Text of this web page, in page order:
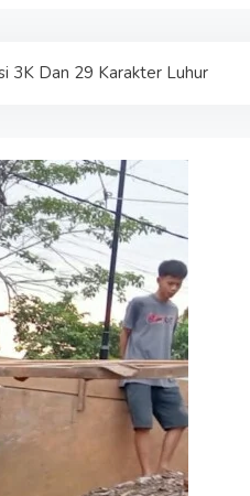
3K Dan 29 Karakter Luhur